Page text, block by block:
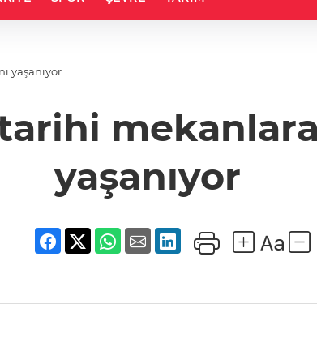
yaşanıyor
yaşanıyor